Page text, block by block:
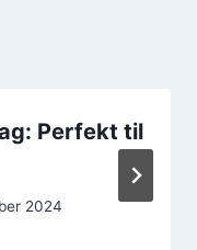
Perfekt til
2024